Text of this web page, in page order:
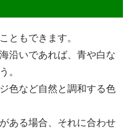
ともできます。
沿いであれば、青や白な
。
色など自然と調和する色
ある場合、それに合わせ